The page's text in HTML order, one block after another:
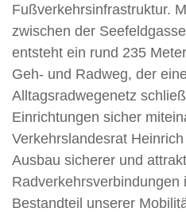
Fußverkehrsinfrastruktur.
zwischen der
entsteht ein rund 235
Geh- und Radweg, der
Alltagsradwegenetz
Einrichtungen sicher
Verkehrslandesrat
Ausbau sicherer und
Radverkehrsverbindungen
Bestandteil unserer